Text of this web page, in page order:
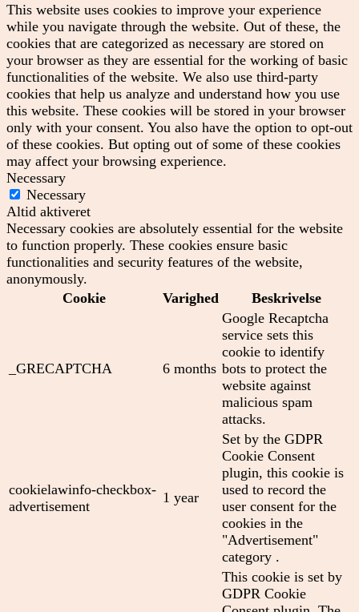
This website uses cookies to improve your experience
while you navigate through the website. Out of these, the
cookies that are categorized as necessary are stored on
your browser as they are essential for the working of basic
functionalities of the website. We also use third-party
cookies that help us analyze and understand how you use
this website. These cookies will be stored in your browser
only with your consent. You also have the option to opt-out
of these cookies. But opting out of some of these cookies
may affect your browsing experience.
Necessary
Necessary
Altid aktiveret
Necessary cookies are absolutely essential for the website
to function properly. These cookies ensure basic
functionalities and security features of the website,
anonymously.
Cookie
Varighed Beskrivelse
_GRECAPTCHA 6 months
Google Recaptcha
service sets this
cookie to identify
bots to protect the
website against
malicious spam
attacks.
cookielawinfo-checkbox-
advertisement
1 year
Set by the GDPR
Cookie Consent
plugin, this cookie is
used to record the
user consent for the
cookies in the
"Advertisement"
category .
This cookie is set by
GDPR Cookie